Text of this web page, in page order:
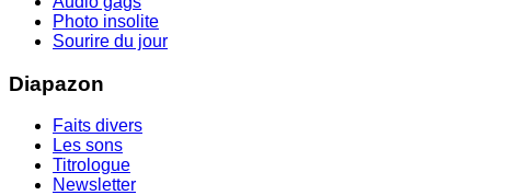
Photo insolite
Sourire du jour
Diapazon
Faits divers
Les sons
Titrologue
Newsletter